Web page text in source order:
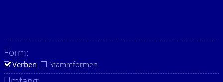
Form:
Verben Stammformen